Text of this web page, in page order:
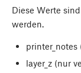
Diese Werte
werden.
printer_notes
layer_z (nur